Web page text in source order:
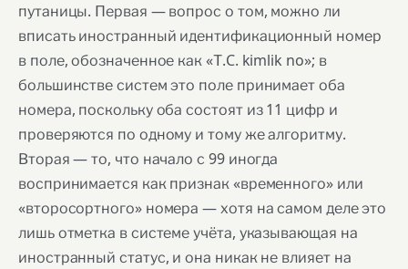
путаницы. Первая — вопрос о том, можно ли
вписать иностранный идентификационный номер
в поле, обозначенное как «Т.C. kimlik no»; в
большинстве систем это поле принимает оба
номера, поскольку оба состоят из 11 цифр и
проверяются по одному и тому же алгоритму.
Вторая — то, что начало с 99 иногда
воспринимается как признак «временного» или
«второсортного» номера — хотя на самом деле это
лишь отметка в системе учёта, указывающая на
иностранный статус, и она никак не влияет на